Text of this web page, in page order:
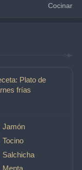
Cocinar
Plato de
frías
Jamón
Tocino
Salchicha